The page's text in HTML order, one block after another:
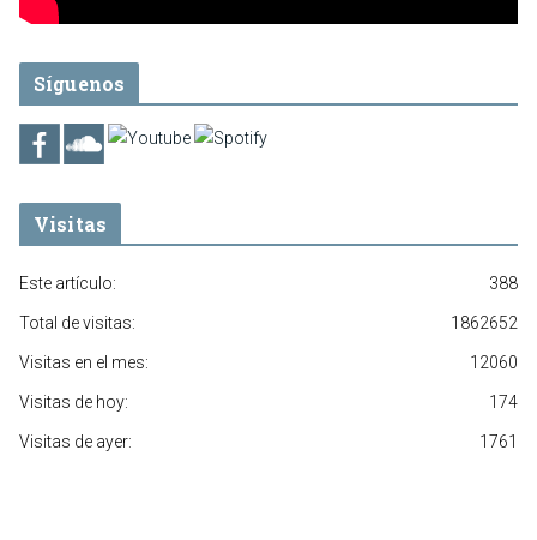
Síguenos
Visitas
388
Este artículo:
1862652
Total de visitas:
12060
Visitas en el mes:
174
Visitas de hoy:
1761
Visitas de ayer: